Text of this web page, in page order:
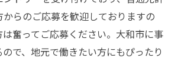
からのご応募を歓迎しておりますの
奮ってご応募ください。大和市に事
で、地元で働きたい方にもぴったり